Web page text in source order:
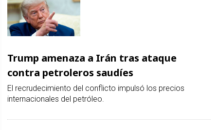
Trump amenaza a Irán tras ataque
contra petroleros saudíes
El recrudecimiento del conflicto impulsó los precios
internacionales del petróleo.